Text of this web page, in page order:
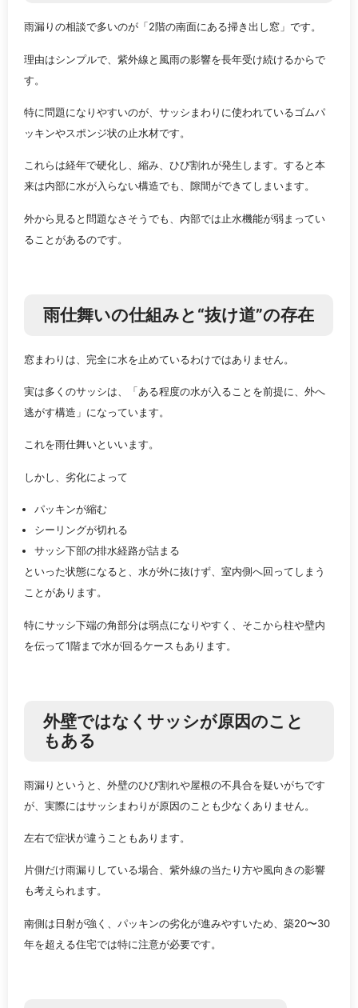
雨漏りの相談で多いのが「2階の南面にある掃き出し窓」です。
理由はシンプルで、紫外線と風雨の影響を長年受け続けるからで
す。
特に問題になりやすいのが、サッシまわりに使われているゴムパ
ッキンやスポンジ状の止水材です。
これらは経年で硬化し、縮み、ひび割れが発生します。すると本
来は内部に水が入らない構造でも、隙間ができてしまいます。
外から見ると問題なさそうでも、内部では止水機能が弱まってい
ることがあるのです。
雨仕舞いの仕組みと“抜け道”の存在
窓まわりは、完全に水を止めているわけではありません。
実は多くのサッシは、「ある程度の水が入ることを前提に、外へ
逃がす構造」になっています。
これを雨仕舞いといいます。
しかし、劣化によって
パッキンが縮む
シーリングが切れる
サッシ下部の排水経路が詰まる
といった状態になると、水が外に抜けず、室内側へ回ってしまう
ことがあります。
特にサッシ下端の角部分は弱点になりやすく、そこから柱や壁内
を伝って1階まで水が回るケースもあります。
外壁ではなくサッシが原因のこと
もある
雨漏りというと、外壁のひび割れや屋根の不具合を疑いがちです
が、実際にはサッシまわりが原因のことも少なくありません。
左右で症状が違うこともあります。
片側だけ雨漏りしている場合、紫外線の当たり方や風向きの影響
も考えられます。
南側は日射が強く、パッキンの劣化が進みやすいため、築20〜30
年を超える住宅では特に注意が必要です。